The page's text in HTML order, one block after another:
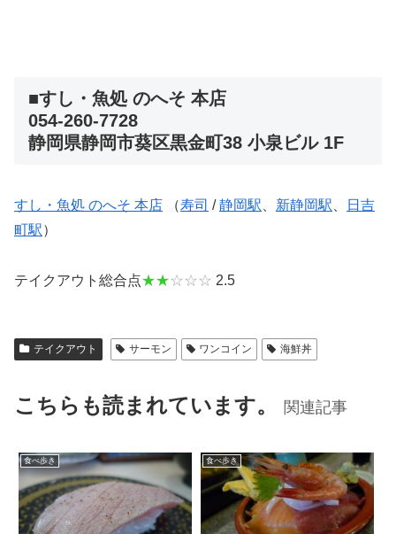
■すし・魚処 のへそ 本店
054-260-7728
静岡県静岡市葵区黒金町38 小泉ビル 1F
すし・魚処 のへそ 本店 （寿司 /静岡駅 新静岡駅
日吉
町駅）
テイクアウト総合点★★☆☆☆ 2.5
テイクアウト サーモン ワンコイン 海鮮丼
こちらも読まれています。 関連記事
食べ歩き 食べ歩き